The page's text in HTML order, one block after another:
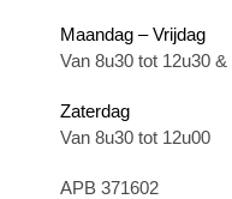
Maandag – Vrijdag
Van 8u30 tot 12u30
Zaterdag
Van 8u30 tot 12u00
APB 371602